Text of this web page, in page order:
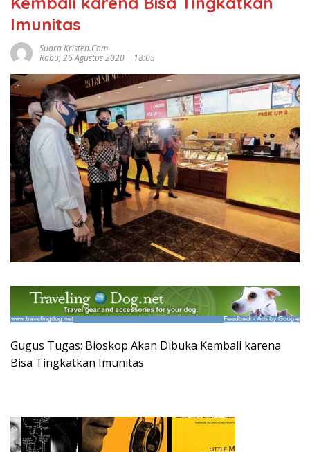
Imunitas
Suara Kristen.com
Rabu, 26 Agustus 2020 | 18:05
Gugus Tugas: Bioskop Akan Dibuka Kembali karena
Bisa Tingkatkan Imunitas